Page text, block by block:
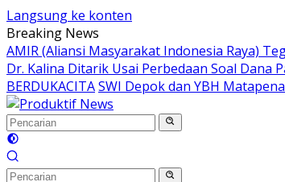
Langsung ke konten
Breaking News
AMIR (Aliansi Masyarakat Indonesia Raya)
Dr. Kalina Ditarik Usai Perbedaan Soal Dana
BERDUKACITASWI Depok dan YBH